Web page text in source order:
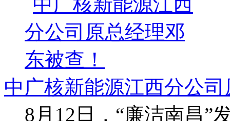
中广核新能源江西分公
8月12日，“廉洁南昌”